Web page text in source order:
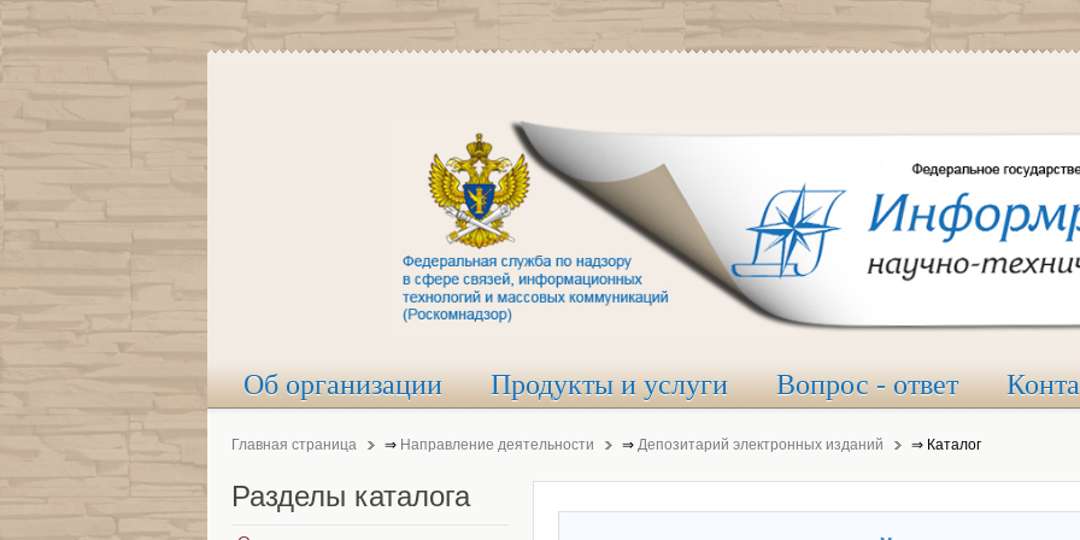
Об организации Продукты и услуги Вопрос - ответ
Главная страница ⇒ Направление деятельности ⇒ Депозитарий электронных изданий ⇒ Каталог
Разделы каталога